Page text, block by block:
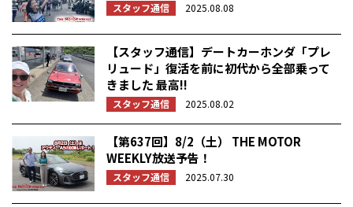
スタッフ通信 2025.08.08
【スタッフ通信】デートカーホンダ「プレ
リュード」復活を前に初代から全部乗って
きました 最高!!
スタッフ通信 2025.08.02
【第637回】8/2（土） THE MOTOR
WEEKLY放送予告！
スタッフ通信 2025.07.30